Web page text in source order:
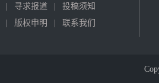
寻求报道
投稿须知
版权申明 联系我们